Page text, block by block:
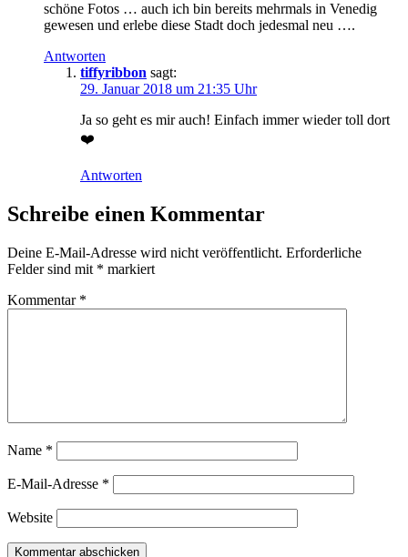
schöne Fotos … auch ich bin bereits mehrmals in Venedig
gewesen und erlebe diese Stadt doch jedesmal neu ….
Antworten
tiffyribbon sagt:
29. Januar 2018 um 21:35 Uhr
Ja so geht es mir auch! Einfach immer wieder toll dort
❤️
Antworten
Schreibe einen Kommentar
Deine E-Mail-Adresse wird nicht veröffentlicht. Erforderliche
Felder sind mit * markiert
Kommentar *
Name *
E-Mail-Adresse *
Website